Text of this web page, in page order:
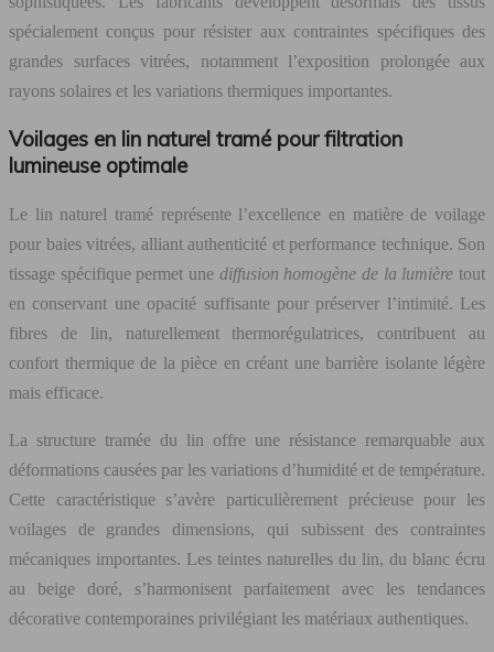
spécialement conçus pour résister aux contraintes spécifiques des
grandes surfaces vitrées, notamment l’exposition prolongée aux
rayons solaires et les variations thermiques importantes.
Voilages en lin naturel tramé pour filtration
lumineuse optimale
Le lin naturel tramé représente l’excellence en matière de voilage
pour baies vitrées, alliant authenticité et performance technique. Son
tissage spécifique permet une diffusion homogène de la lumièretout
en conservant une opacité suffisante pour préserver l’intimité. Les
fibres de lin, naturellement thermorégulatrices, contribuent au
confort thermique de la pièce en créant une barrière isolante légère
mais efficace.
La structure tramée du lin offre une résistance remarquable aux
déformations causées par les variations d’humidité et de température.
Cette caractéristique s’avère particulièrement précieuse pour les
voilages de grandes dimensions, qui subissent des contraintes
mécaniques importantes. Les teintes naturelles du lin, du blanc écru
au beige doré, s’harmonisent parfaitement avec les tendances
décorative contemporaines privilégiant les matériaux authentiques.